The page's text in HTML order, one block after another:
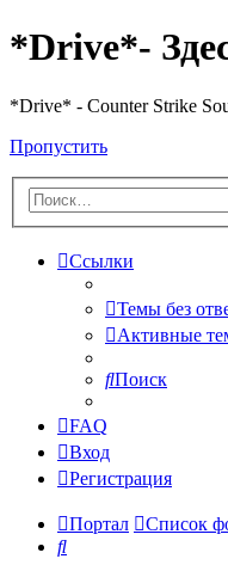
*Drive*-
*Drive* - Counter Strike
Пропустить
Ссылки
Темы без
Активные
Поиск
FAQ
Вход
Регистрация
Портал Список
Поиск